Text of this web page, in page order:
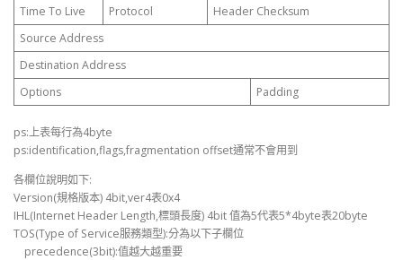
Time To Live
Protocol
Header Checksum
Source Address
Destination Address
Options
Padding
ps:上表每行為4byte
ps:identification,flags,fragmentation offset通常不會用到
各欄位說明如下:
Version(規格版本) 4bit,ver4表0x4
IHL(Internet Header Length,標頭長度) 4bit 值為5代表5*4byte表20byte
TOS(Type of Service服務類型):分為以下子欄位
precedence(3bit):值越大越重要